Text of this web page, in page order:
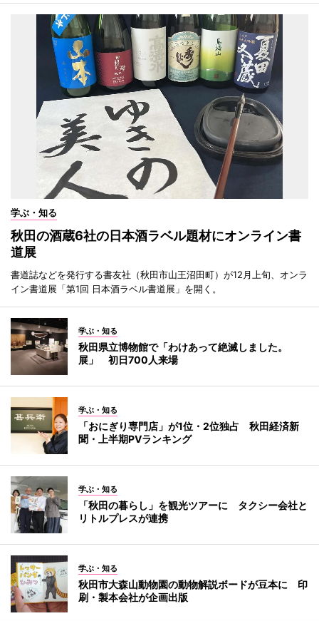
学ぶ・知る
秋田の酒蔵6社の日本酒ラベル題材にオンライン書
道展
書道誌などを発行する書友社（秋田市山王沼田町）が12月上旬、オンラ
イン書道展「第1回 日本酒ラベル書道展」を開く。
学ぶ・知る
秋田県立博物館で「わけあって絶滅しました。
展」 初日700人来場
学ぶ・知る
「おにぎり専門店」が1位・2位独占 秋田経済新
聞・上半期PVランキング
学ぶ・知る
「秋田の暮らし」を観光ツアーに タクシー会社と
リトルプレスが連携
学ぶ・知る
秋田市大森山動物園の動物解説ボードが豆本に 印
刷・製本会社が企画出版